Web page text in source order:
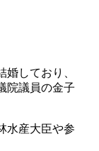
しており、
院議員の金子
水産大臣や参